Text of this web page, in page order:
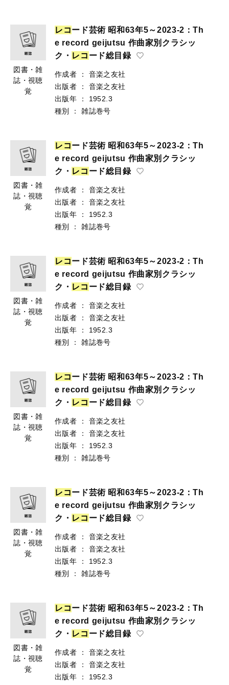
図書・雑
誌・視聴
覚
レ コード芸術 昭和63年5～2023-2：Th
e record geijutsu 作曲家別クラシッ
ク・ レ コ ード総目録
作成者 ：
音楽之友社
出版者
：
音楽之友社
出版年
：
1952.3
種別
： 雑誌巻号
図書・雑
誌・視聴
覚
レ コード芸術 昭和63年5～2023-2：Th
e record geijutsu 作曲家別クラシッ
ク・ レ コ ード総目録
作成者 ：
音楽之友社
出版者
：
音楽之友社
出版年
：
1952.3
種別
： 雑誌巻号
図書・雑
誌・視聴
覚
レ コード芸術 昭和63年5～2023-2：Th
e record geijutsu 作曲家別クラシッ
ク・ レ コ ード総目録
作成者 ：
音楽之友社
出版者
：
音楽之友社
出版年
：
1952.3
種別
： 雑誌巻号
図書・雑
誌・視聴
覚
レ コード芸術 昭和63年5～2023-2：Th
e record geijutsu 作曲家別クラシッ
ク・ レ コ ード総目録
作成者 ：
音楽之友社
出版者
：
音楽之友社
出版年
：
1952.3
種別
： 雑誌巻号
図書・雑
誌・視聴
覚
レ コード芸術 昭和63年5～2023-2：Th
e record geijutsu 作曲家別クラシッ
ク・ レ コ ード総目録
作成者 ：
音楽之友社
出版者
：
音楽之友社
出版年
：
1952.3
種別
： 雑誌巻号
図書・雑
誌・視聴
覚
レ コード芸術 昭和63年5～2023-2：Th
e record geijutsu 作曲家別クラシッ
ク・ レ コ ード総目録
作成者 ：
音楽之友社
出版者
：
音楽之友社
出版年
：
1952.3